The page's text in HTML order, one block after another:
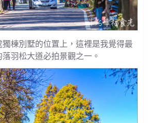
棟別墅的位置上，這裡是我覺得最
羽松大道必拍景觀之一。